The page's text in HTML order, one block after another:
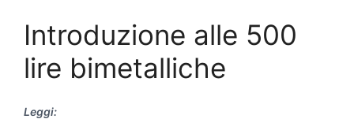
Introduzione alle 500
lire bimetalliche
Leggi: